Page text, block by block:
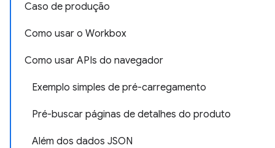
Caso de produção
Como usar o Workbox
Como usar APIs do navegador
Exemplo simples de pré-carregamento
Pré-buscar páginas de detalhes do produto
Além dos dados JSON